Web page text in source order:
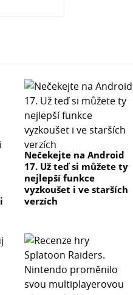
Nečekejte na Android
17. Už teď si můžete ty
nejlepší funkce
vyzkoušet i ve starších
verzích